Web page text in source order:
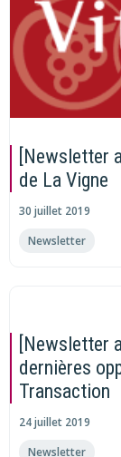
[Newsletter
de La Vigne
30 juillet 2019
Newsletter
[Newsletter
dernières
Transaction
24 juillet 2019
Newsletter